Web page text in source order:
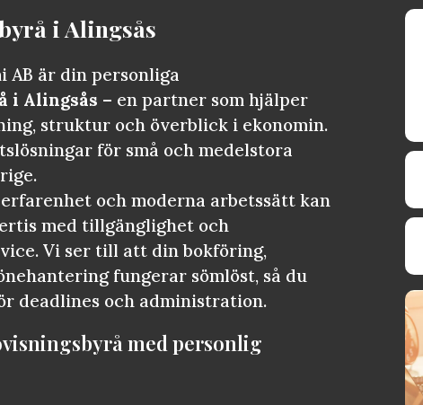
i Alingsås
AB är din personliga
i Alingsås – en partner som hjälper
struktur och överblick i ekonomin.
för små och medelstora
och moderna arbetssätt kan
med tillgänglighet och
Vi ser till att din bokföring,
fungerar sömlöst, så du
deadlines och administration.
med personlig